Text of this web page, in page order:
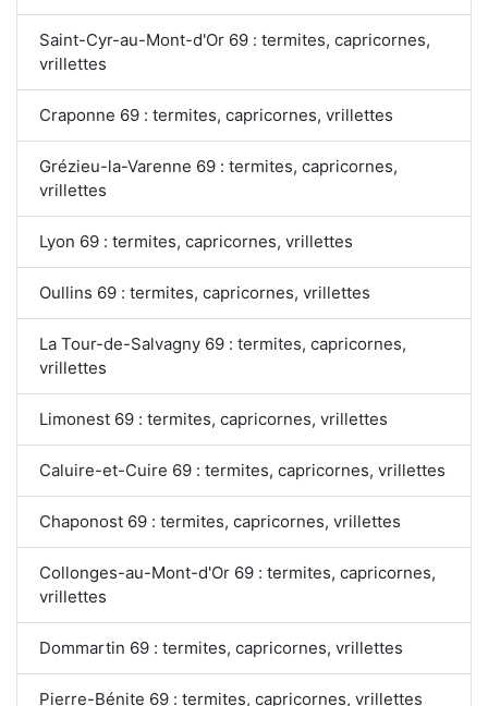
Saint-Cyr-au-Mont-d'Or 69 : termites, capricornes,
vrillettes
Craponne 69 : termites, capricornes, vrillettes
Grézieu-la-Varenne 69 : termites, capricornes,
vrillettes
Lyon 69 : termites, capricornes, vrillettes
Oullins 69 : termites, capricornes, vrillettes
La Tour-de-Salvagny 69 : termites, capricornes,
vrillettes
Limonest 69 : termites, capricornes, vrillettes
Caluire-et-Cuire 69 : termites, capricornes, vrillettes
Chaponost 69 : termites, capricornes, vrillettes
Collonges-au-Mont-d'Or 69 : termites, capricornes,
vrillettes
Dommartin 69 : termites, capricornes, vrillettes
Pierre-Bénite 69 : termites, capricornes, vrillettes